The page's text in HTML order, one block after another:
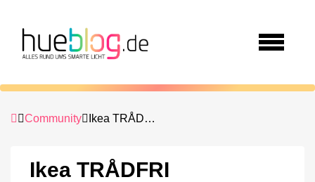
Community Ikea TRÅDFRI Signalverstärker an Hue-Bridge
Ikea TRÅDFRI